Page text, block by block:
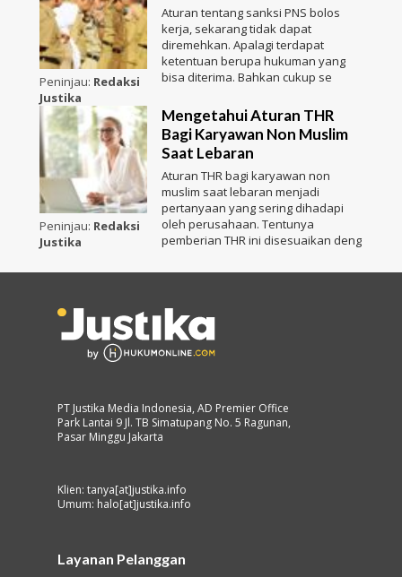
Peninjau: Redaksi
Justika
Aturan tentang sanksi PNS bolos
kerja, sekarang tidak dapat
diremehkan. Apalagi terdapat
ketentuan berupa hukuman yang
bisa diterima. Bahkan cukup se
Peninjau: Redaksi
Justika
Mengetahui Aturan THR
Bagi Karyawan Non Muslim
Saat Lebaran
Aturan THR bagi karyawan non
muslim saat lebaran menjadi
pertanyaan yang sering dihadapi
oleh perusahaan. Tentunya
pemberian THR ini disesuaikan deng
PT Justika Media Indonesia, AD Premier Office
Park Lantai 9 Jl. TB Simatupang No. 5 Ragunan,
Pasar Minggu Jakarta
Klien: tanya[at]justika.info
Umum: halo[at]justika.info
Layanan Pelanggan